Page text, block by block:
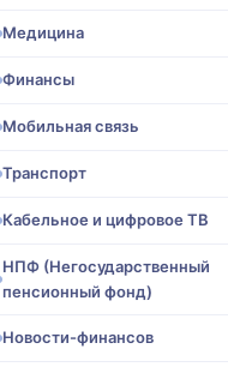
Медицина
Финансы
Мобильная связь
Транспорт
Кабельное и цифровое ТВ
НПФ (Негосударственный
пенсионный фонд)
Новости-финансов